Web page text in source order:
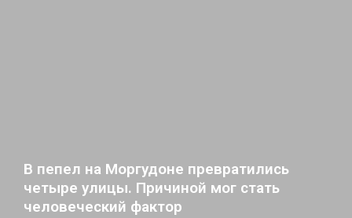
В пепел на Моргудоне превратились
четыре улицы. Причиной мог стать
человеческий фактор